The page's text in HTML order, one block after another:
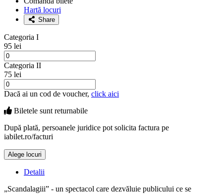
favorite
Hartă locuri
Share
Categoria I
95 lei
Categoria II
75 lei
Dacă ai un cod de voucher, click aici
Biletele sunt returnabile
După plată, persoanele juridice pot solicita factura pe
iabilet.ro/facturi
Alege locuri
Detalii
„Scandalagiii” - un spectacol care dezvăluie publicului ce se